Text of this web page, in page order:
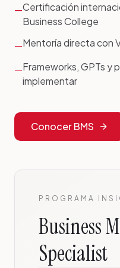
—Certificación
Business College
—Mentoría directa con
—Frameworks, GPTs y
implementar
Conocer BMS
PROGRAMA
Business
Specialist